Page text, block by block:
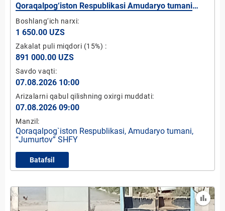
Qoraqalpog‘iston Respublikasi Amudaryo tumani
“Jumurtov” SHFY hududida mikro GES-9 qurish
loyihasi (quvvati 5 kVt)
Boshlang‘ich narxi:
1 650.00 UZS
Zakalat puli miqdori (15%) :
891 000.00 UZS
Savdo vaqti:
07.08.2026 10:00
Arizalarni qabul qilishning oxirgi muddati:
07.08.2026 09:00
Manzil:
Qoraqalpog`iston Respublikasi, Amudaryo tumani,
“Jumurtov” SHFY
Batafsil